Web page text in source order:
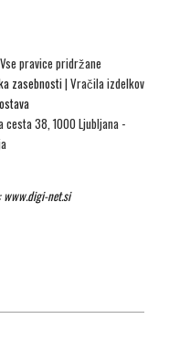
pravice pridržane
zasebnosti| Vračila izdelkov
cesta 38, 1000 Ljubljana -
www.digi-net.si